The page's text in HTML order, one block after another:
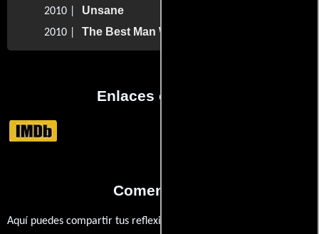
2010 | Unsane
2010 | The Best Man Wedding
Enlaces externos
Comentarios
Aquí puedes compartir tus reflexiones, anécdotas y opiniones